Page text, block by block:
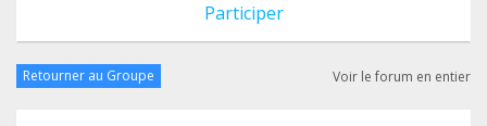
Participer
Retourner au Groupe Voir le forum en entier